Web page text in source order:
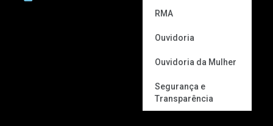
RMA
Ouvidoria
Ouvidoria da Mulher
Segurança e
Transparência